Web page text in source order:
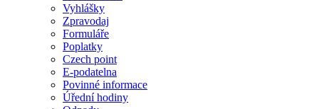
Vyhlášky
Zpravodaj
Formuláře
Poplatky
Czech point
E-podatelna
Povinné informace
Úřední hodiny